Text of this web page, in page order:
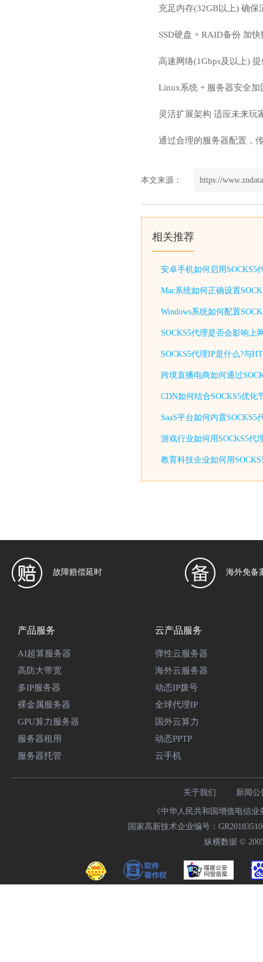
充足内存(32GB以上) 确保
SSD硬盘 + RAID备份 加
高速网络(1Gbps及以上)
Linux系统 + 服务器安全
灵活扩展架构 适应未来玩
通过合理的服务器配置，
本文来源： https://
相关推荐
安卓手机如何启用SOCKS5
Mac系统如何正确设置
Windows系统如何配置
SOCKS5代理是否会影响上
SOCKS5代理IP是什么?与
跨境直播电商如何通过
CDN如何结合SOCKS5优
SaaS平台如何内置
游戏行业如何用SOCKS5代
教育科技企业如何用
故障赔偿延时 海外免备
产品服务
AI超算服务器
高防大带宽
多IP服务器
裸金属服务器
GPU算力服务器
服务器租用
服务器托管
云产品服务
弹性云服务器
海外云服务器
动态IP拨号
全球代理IP
国外云算力
动态PPTP
云手机
关于我们 新闻公
《中华人民共和国增值电信
国家高新技术企业编号：
纵横数据 ©